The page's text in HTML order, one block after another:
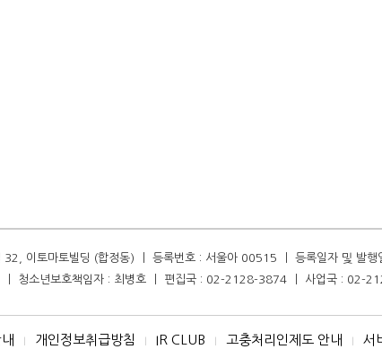
32, 이토마토빌딩 (합정동) ㅣ 등록번호 : 서울아 00515 ㅣ 등록일자 및 발
ㅣ 청소년보호책임자 : 최병호 ㅣ 편집국 : 02-2128-3874 ㅣ 사업국 : 02-
개인정보취급방침 IR CLUB 고충처리인제도 안내 서